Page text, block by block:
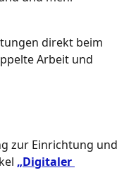
direkt beim
Arbeit und
zur Einrichtung und
„Digitaler